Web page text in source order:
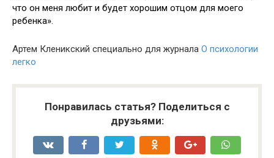
что он меня любит и будет хорошим отцом для моего
ребенка».
Артем Кленикский специально для журнала О психологии
легко
Понравилась статья? Поделиться с
друзьями: